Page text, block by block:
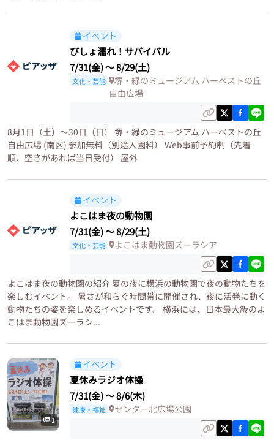
イベント
びしょ濡れ！サバイバル
7/31(金)〜8/29(土)
文化・芸能
堺・緑のミュージアム ハーベストの丘
自由広場
8月1日（土）〜30日（日） 堺・緑のミュージアム ハーベストの丘
自由広場 (南区) 参加無料（別途入園料） Web事前予約制（先着
順、空きがあれば当日受付） 屋外
イベント
よこはま夜の動物園
7/31(金)〜8/29(土)
文化・芸能 よこはま動物園ズーラシア
よこはま夜の動物園の紹介 夏の夜に横浜の動物園で夜の動物たちを
楽しむイベント。 暑さが和らぐ時間帯に開催され、夜に活発に動く
動物たちの姿を楽しめるイベントです。 横浜には、日本最大級のよ
こはま動物園ズーラシ...
1
イベント
夏休みラジオ体操
7/31(金)〜8/6(木)
健康・福祉 センター北広場公園